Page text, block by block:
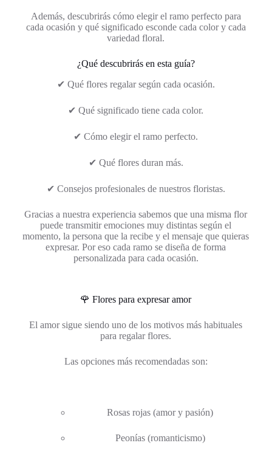
Además, descubrirás cómo elegir el ramo perfecto para
cada ocasión y qué significado esconde cada color y cada
variedad floral.
¿Qué descubrirás en esta guía?
✔ Qué flores regalar según cada ocasión.
✔ Qué significado tiene cada color.
✔ Cómo elegir el ramo perfecto.
✔ Qué flores duran más.
✔ Consejos profesionales de nuestros floristas.
Gracias a nuestra experiencia sabemos que una misma flor
puede transmitir emociones muy distintas según el
momento, la persona que la recibe y el mensaje que quieras
expresar. Por eso cada ramo se diseña de forma
personalizada para cada ocasión.
🌹 Flores para expresar amor
El amor sigue siendo uno de los motivos más habituales
para regalar flores.
Las opciones más recomendadas son:
Rosas rojas (amor y pasión)
Peonías (romanticismo)